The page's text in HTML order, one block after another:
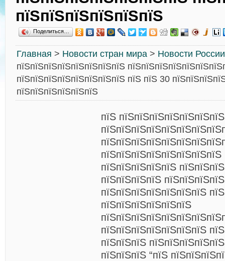
пїЅпїЅпїЅпїЅпїЅпїЅ
Поделиться…
Главная > Новости стран мира > Новости России
пїЅпїЅпїЅпїЅпїЅпїЅпїЅпїЅ
пїЅпїЅпїЅпїЅпїЅпїЅпїЅпїЅ пїЅ пїЅ 30
пїЅпїЅпїЅпїЅпїЅпїЅ
пїЅ
пїЅпїЅпїЅпїЅпїЅ
пїЅпїЅпїЅпїЅ
пїЅпїЅпїЅпїЅпїЅпїЅпїЅ
пїЅпїЅпїЅпїЅпїЅпїЅ
пїЅпїЅпїЅпїЅпїЅпїЅпїЅ
пїЅпїЅпїЅ
пїЅпїЅпїЅ “пїЅ